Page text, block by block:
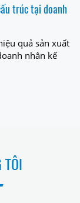
trúc tại doanh
quả sản xuất
nhân kế
TÔI